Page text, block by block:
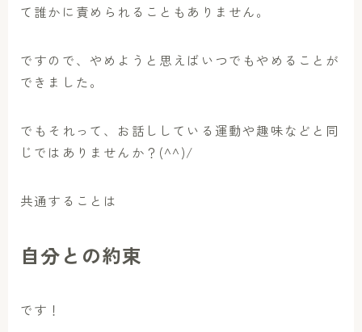
て誰かに責められることもありません。
ですので、やめようと思えばいつでもやめることが
できました。
でもそれって、お話ししている運動や趣味などと同
じではありませんか？(^^)/
共通することは
自分との約束
です！